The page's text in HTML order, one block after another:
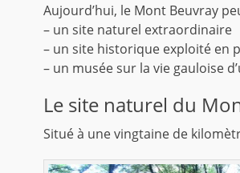
Aujourd’hui, le Mont Beuvray
– un site naturel extraordinaire
– un site historique exploité en
– un musée sur la vie gauloise
Le site naturel du
Situé à une vingtaine de